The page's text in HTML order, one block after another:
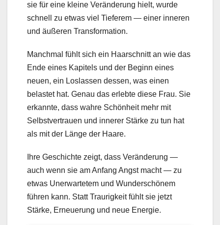
sie für eine kleine Veränderung hielt, wurde
schnell zu etwas viel Tieferem — einer inneren
und äußeren Transformation.
Manchmal fühlt sich ein Haarschnitt an wie das
Ende eines Kapitels und der Beginn eines
neuen, ein Loslassen dessen, was einen
belastet hat. Genau das erlebte diese Frau. Sie
erkannte, dass wahre Schönheit mehr mit
Selbstvertrauen und innerer Stärke zu tun hat
als mit der Länge der Haare.
Ihre Geschichte zeigt, dass Veränderung —
auch wenn sie am Anfang Angst macht — zu
etwas Unerwartetem und Wunderschönem
führen kann. Statt Traurigkeit fühlt sie jetzt
Stärke, Erneuerung und neue Energie.